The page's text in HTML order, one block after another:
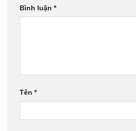
Bình luận *
Tên *